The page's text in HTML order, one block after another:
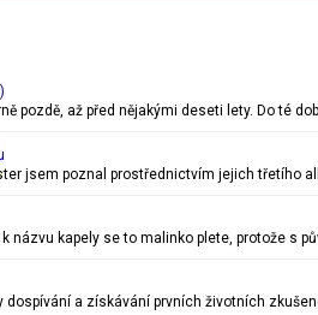
pozdě, až před nějakými deseti lety. Do té
jsem poznal prostřednictvím jejich třetího
kapely se to malinko plete, protože s
a získávání prvních životních